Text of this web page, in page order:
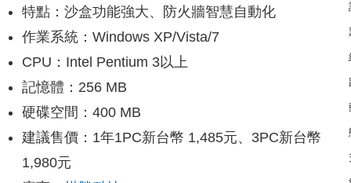
特點：沙盒功能強大、防火牆智慧自動化
作業系統：Windows XP/Vista/7
CPU：Intel Pentium 3以上
記憶體：256 MB
硬碟空間：400 MB
建議售價：1年1PC新台幣 1,485元、3PC新台幣
1,980元